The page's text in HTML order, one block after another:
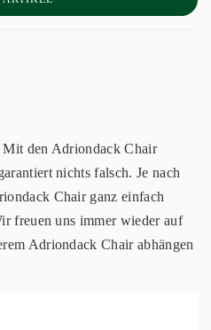
den Adriondack Chair
nichts falsch. Je nach
Chair ganz einfach
freuen uns immer wieder auf
Adriondack Chair abhängen